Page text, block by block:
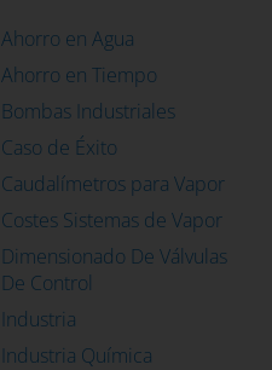
Ahorro en Agua
Ahorro en Tiempo
Bombas Industriales
Caso de Éxito
Caudalímetros para Vapor
Costes Sistemas de Vapor
Dimensionado De Válvulas
De Control
Industria
Industria Química